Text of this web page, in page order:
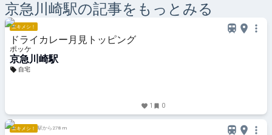
京急川崎駅の記事をもっとみる
エキメシ！
ドライカレー月見トッピング
ポッケ
京急川崎駅
自宅
1 0
エキメシ！ 駅から278 m